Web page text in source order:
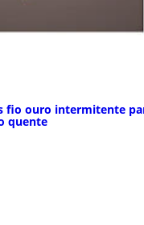
fio ouro intermitente
quente